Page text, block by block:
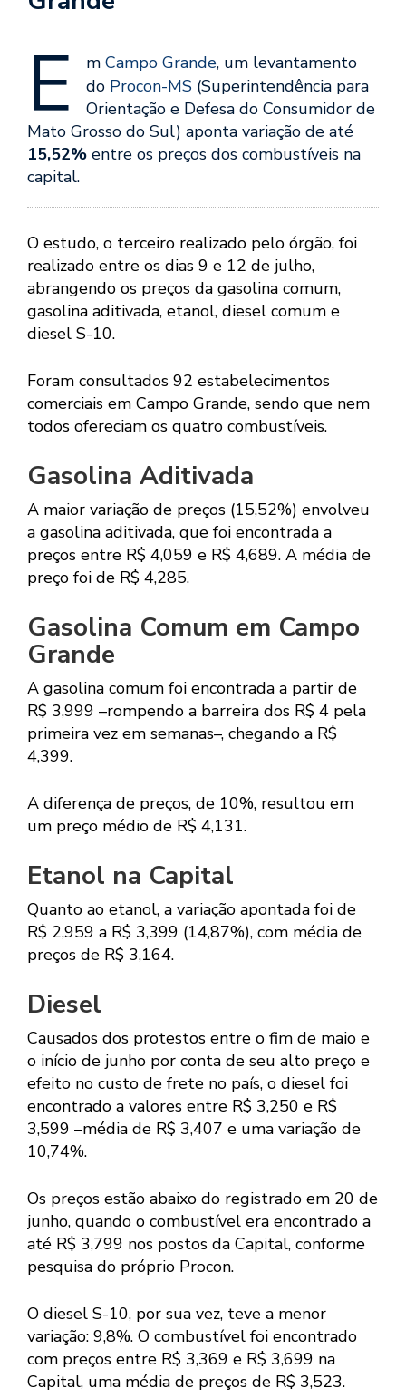
E m Campo Grande, um levantamento
do Procon-MS (Superintendência para
Orientação e Defesa do Consumidor de
Mato Grosso do Sul) aponta variação de até
15,52% entre os preços dos combustíveis na
capital.
O estudo, o terceiro realizado pelo órgão, foi
realizado entre os dias 9 e 12 de julho,
abrangendo os preços da gasolina comum,
gasolina aditivada, etanol, diesel comum e
diesel S-10.
Foram consultados 92 estabelecimentos
comerciais em Campo Grande, sendo que nem
todos ofereciam os quatro combustíveis.
Gasolina Aditivada
A maior variação de preços (15,52%) envolveu
a gasolina aditivada, que foi encontrada a
preços entre R$ 4,059 e R$ 4,689. A média de
preço foi de R$ 4,285.
Gasolina Comum em Campo
Grande
A gasolina comum foi encontrada a partir de
R$ 3,999 –rompendo a barreira dos R$ 4 pela
primeira vez em semanas–, chegando a R$
4,399.
A diferença de preços, de 10%, resultou em
um preço médio de R$ 4,131.
Etanol na Capital
Quanto ao etanol, a variação apontada foi de
R$ 2,959 a R$ 3,399 (14,87%), com média de
preços de R$ 3,164.
Diesel
Causados dos protestos entre o fim de maio e
o início de junho por conta de seu alto preço e
efeito no custo de frete no país, o diesel foi
encontrado a valores entre R$ 3,250 e R$
3,599 –média de R$ 3,407 e uma variação de
10,74%.
Os preços estão abaixo do registrado em 20 de
junho, quando o combustível era encontrado a
até R$ 3,799 nos postos da Capital, conforme
pesquisa do próprio Procon.
O diesel S-10, por sua vez, teve a menor
variação: 9,8%. O combustível foi encontrado
com preços entre R$ 3,369 e R$ 3,699 na
Capital, uma média de preços de R$ 3,523.